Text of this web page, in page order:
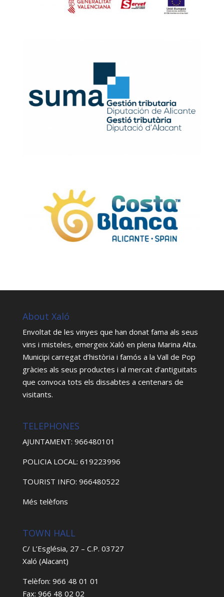
About Xaló
Envoltat de les vinyes que han donat fama als seus
vins i misteles, emergeix Xaló en plena Marina Alta.
Municipi carregat d’història i famós a la Vall de Pop
gràcies als seus productes i al mercat d’antiguitats
que convoca tots els dissabtes a centenars de
visitants.
TELEPHONES
AJUNTAMENT: 966480101
POLICIA LOCAL: 619223996
TOURIST INFO: 966480522
Més telèfons
TOWN HALL
C/ L’Església, 27 – C.P. 03727
Xaló (Alacant)
Telèfon: 966 48 01 01
Fax: 966 48 02 02